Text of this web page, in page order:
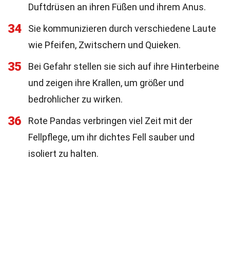
Duftdrüsen an ihren Füßen und ihrem Anus.
34
Sie kommunizieren durch verschiedene Laute
wie Pfeifen, Zwitschern und Quieken.
35
Bei Gefahr stellen sie sich auf ihre Hinterbeine
und zeigen ihre Krallen, um größer und
bedrohlicher zu wirken.
36
Rote Pandas verbringen viel Zeit mit der
Fellpflege, um ihr dichtes Fell sauber und
isoliert zu halten.